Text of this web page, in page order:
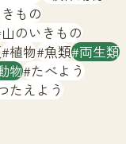
もの
山のいきもの
植物 魚類 両生類
物 たべよう
たえよう